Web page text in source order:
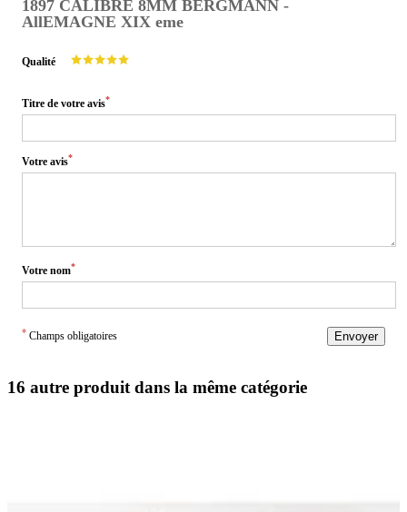
1897 CALIBRE 8MM BERGMANN -
AllEMAGNE XIX eme
Qualité
Titre de votre avis*
Votre avis*
Votre nom*
* Champs obligatoires Envoyer
16 autre produit dans la même catégorie